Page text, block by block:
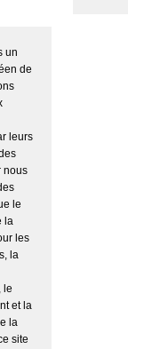
un
de
leurs
nous
le
la
les
la
le
et la
la
site